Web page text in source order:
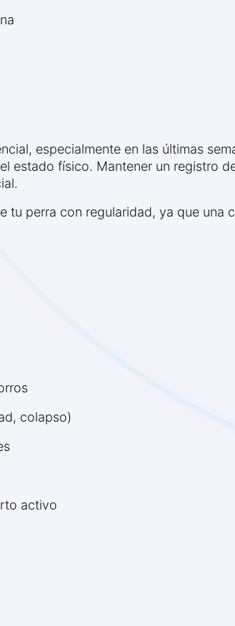
especialmente en las últimas
estado físico. Mantener un registro
perra con regularidad, ya que una
colapso)
activo